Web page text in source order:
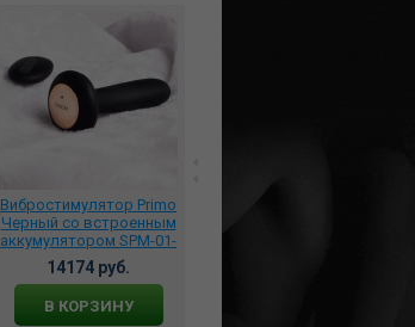
Вибростимулятор Primo
Черный со встроенным
аккумулятором SPM-01-
BLK
14174 руб.
В КОРЗИНУ